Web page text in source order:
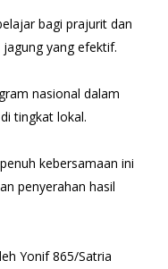
bagi prajurit dan
yang efektif.
nasional dalam
tingkat lokal.
kebersamaan ini
penyerahan hasil
Yonif 865/Satria